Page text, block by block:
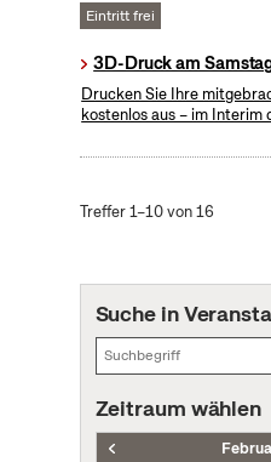
Eintritt frei
3D-Druck am
Drucken Sie Ihre
kostenlos aus – im
Treffer 1–10 von 16
Suche in
Zeitraum wählen